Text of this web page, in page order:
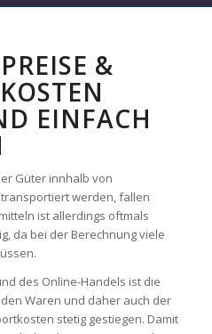
&
EINFACH
Güter innhalb von
werden, fallen
ist allerdings oftmals
da bei der Berechnung viele
des Online-Handels ist die
Waren und daher auch der
stetig gestiegen. Damit